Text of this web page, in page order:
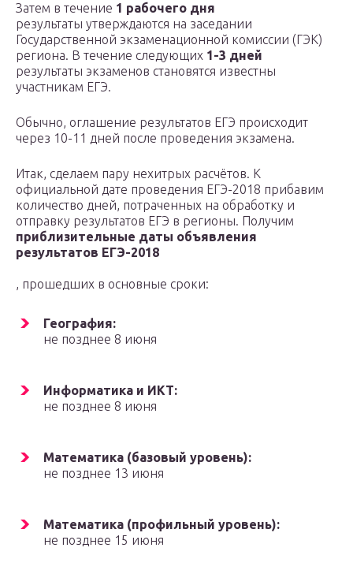
Затем в течение 1 рабочего дня
результаты утверждаются на заседании
Государственной экзаменационной комиссии (ГЭК)
региона. В течение следующих 1-3 дней
результаты экзаменов становятся известны
участникам ЕГЭ.
Обычно, оглашение результатов ЕГЭ происходит
через 10-11 дней после проведения экзамена.
Итак, сделаем пару нехитрых расчётов. К
официальной дате проведения ЕГЭ-2018 прибавим
количество дней, потраченных на обработку и
отправку результатов ЕГЭ в регионы. Получим
приблизительные даты объявления
результатов ЕГЭ-2018
, прошедших в основные сроки:
География:
не позднее 8 июня
Информатика и ИКТ:
не позднее 8 июня
Математика (базовый уровень):
не позднее 13 июня
Математика (профильный уровень):
не позднее 15 июня